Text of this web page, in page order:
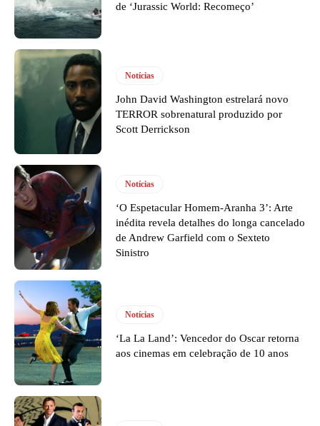
de ‘Jurassic World: Recomeço’
Notícias
John David Washington estrelará novo
TERROR sobrenatural produzido por
Scott Derrickson
Notícias
‘O Espetacular Homem-Aranha 3’: Arte
inédita revela detalhes do longa cancelado
de Andrew Garfield com o Sexteto
Sinistro
Notícias
‘La La Land’: Vencedor do Oscar retorna
aos cinemas em celebração de 10 anos